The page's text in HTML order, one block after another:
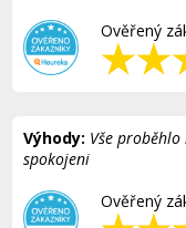
Ověřený
Výhody: Vše
spokojeni
Ověřený